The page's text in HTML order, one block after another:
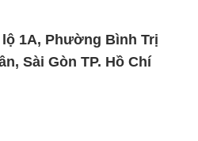
1A, Phường Bình Trị
Sài Gòn TP. Hồ Chí